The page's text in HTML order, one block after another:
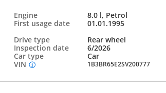
Engine
8.0 l, Petrol
First usage date
01.01.1995
Drive type
Rear wheel
Inspection date
6/2026
Car type
Car
VIN 1B3BR65E2SV200777